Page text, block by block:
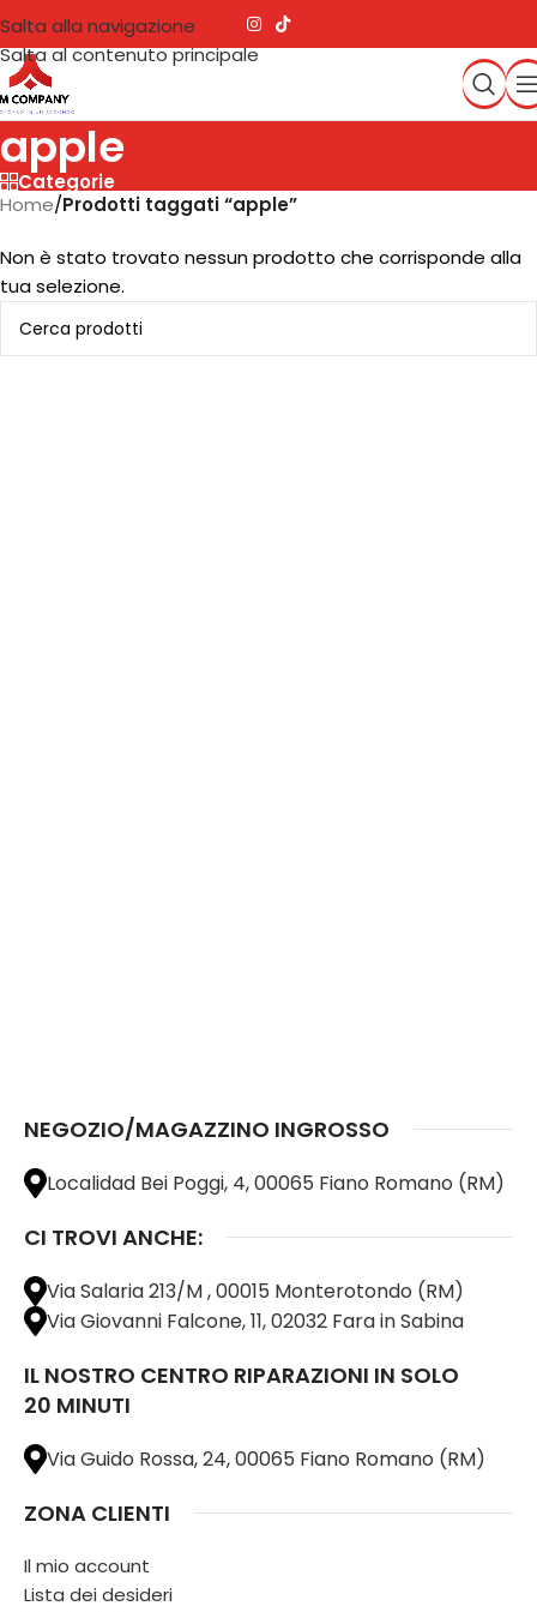
Salta alla navigazione
Salta al contenuto principale
apple
Categorie
Home/Prodotti taggati “apple”
Non è stato trovato nessun prodotto che corrisponde alla
tua selezione.
NEGOZIO/MAGAZZINO INGROSSO
Localidad Bei Poggi, 4, 00065 Fiano Romano (RM)
CI TROVI ANCHE:
Via Salaria 213/M , 00015 Monterotondo (RM)
Via Giovanni Falcone, 11, 02032 Fara in Sabina
IL NOSTRO CENTRO RIPARAZIONI IN SOLO
20 MINUTI
Via Guido Rossa, 24, 00065 Fiano Romano (RM)
ZONA CLIENTI
Il mio account
Lista dei desideri